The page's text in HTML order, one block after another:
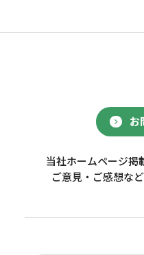
お
当社ホームページ掲
ご意見・ご感想な